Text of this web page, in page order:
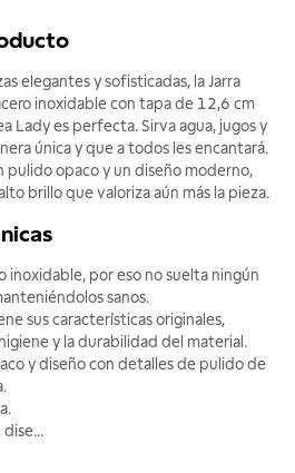
elegantes y sofisticadas, la Jarra
inoxidable con tapa de 12,6 cm
Lady es perfecta. Sirva agua, jugos y
única y que a todos les encantará.
pulido opaco y un diseño moderno,
brillo que valoriza aún más la pieza.
inoxidable, por eso no suelta ningún
sanos.
sus características originales,
y la durabilidad del material.
y diseño con detalles de pulido de
dise...